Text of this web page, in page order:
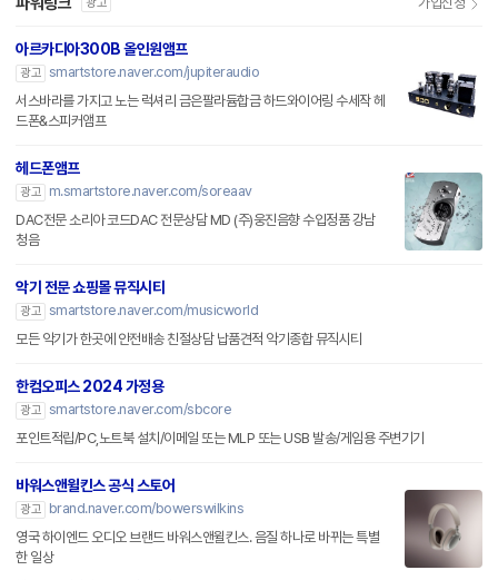
광고
아르카디아300B 올인원앰프
광고 smartstore.naver.com/jupiteraudio
서스바라를 가지고 노는 럭셔리 금은팔라듐합금 하드와이어링 수세작 헤
드폰&스피커앰프
헤드폰앰프
광고
m.smartstore.naver.com/soreaav
DAC전문 소리아 코드DAC 전문상담 MD (주)웅진음향 수입정품 강남
청음
악기 전문 쇼핑몰 뮤직시티
광고 smartstore.naver.com/musicworld
모든 악기가 한곳에 안전배송 친절상담 납품견적 악기종합 뮤직시티
한컴오피스 2024 가정용
광고 smartstore.naver.com/sbcore
포인트적립/PC,노트북 설치/이메일 또는 MLP 또는 USB 발송/게임용 주변기기
바워스앤윌킨스 공식 스토어
광고
brand.naver.com/bowerswilkins
영국 하이엔드 오디오 브랜드 바워스앤윌킨스. 음질 하나로 바뀌는 특별
한 일상